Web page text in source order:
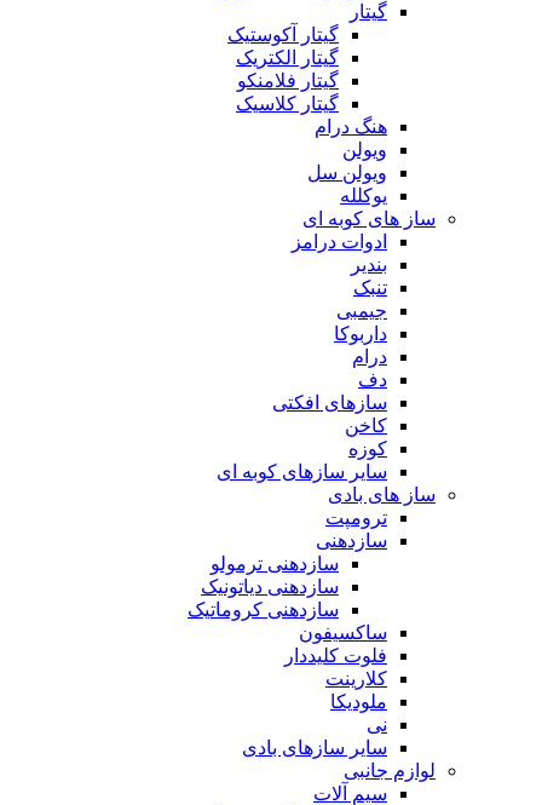
گیتار
گیتار آکوستیک
گیتار الکتریک
گیتار فلامنکو
گیتار کلاسیک
هنگ درام
ویولن
ویولن سل
یوکلله
ساز های کوبه ای
ادوات درامز
بندیر
تنبک
جیمبی
داربوکا
درام
دف
سازهای افکتی
کاخن
کوزه
سایر سازهای کوبه ای
ساز های بادی
ترومپت
سازدهنی
سازدهنی ترمولو
سازدهنی دیاتونیک
سازدهنی کروماتیک
ساکسیفون
فلوت کلیددار
کلارینت
ملودیکا
نی
سایر سازهای بادی
لوازم جانبی
سیم آلات